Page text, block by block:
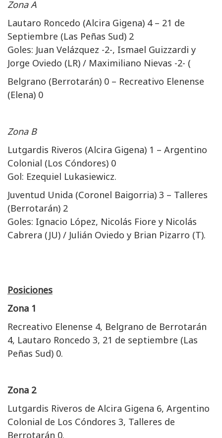
Zona A
Lautaro Roncedo (Alcira Gigena) 4 – 21 de
Septiembre (Las Peñas Sud) 2
Goles: Juan Velázquez -2-, Ismael Guizzardi y
Jorge Oviedo (LR) / Maximiliano Nievas -2- (
Belgrano (Berrotarán) 0 – Recreativo Elenense
(Elena) 0
Zona B
Lutgardis Riveros (Alcira Gigena) 1 – Argentino
Colonial (Los Cóndores) 0
Gol: Ezequiel Lukasiewicz.
Juventud Unida (Coronel Baigorria) 3 – Talleres
(Berrotarán) 2
Goles: Ignacio López, Nicolás Fiore y Nicolás
Cabrera (JU) / Julián Oviedo y Brian Pizarro (T).
Posiciones
Zona 1
Recreativo Elenense 4, Belgrano de Berrotarán
4, Lautaro Roncedo 3, 21 de septiembre (Las
Peñas Sud) 0.
Zona 2
Lutgardis Riveros de Alcira Gigena 6, Argentino
Colonial de Los Cóndores 3, Talleres de
Berrotarán 0.